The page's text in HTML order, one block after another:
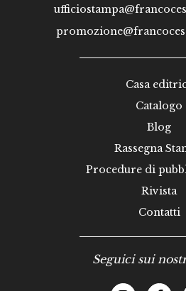
Casa
Catalogo
Blog
Rassegna
Procedure di
Rivista
Contatti
Seguici sui